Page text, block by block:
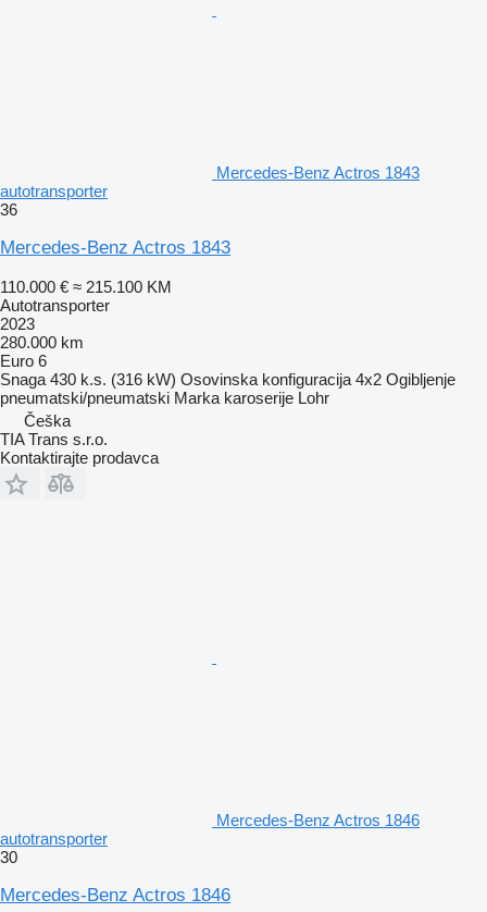
Mercedes-Benz Actros 1843
autotransporter
36
Mercedes-Benz Actros 1843
110.000 € ≈ 215.100 KM
Autotransporter
2023
280.000 km
Euro 6
Snaga 430 k.s. (316 kW) Osovinska konfiguracija 4x2 Ogibljenje
pneumatski/pneumatski Marka karoserije Lohr
Češka
TIA Trans s.r.o.
Kontaktirajte prodavca
Mercedes-Benz Actros 1846
autotransporter
30
Mercedes-Benz Actros 1846